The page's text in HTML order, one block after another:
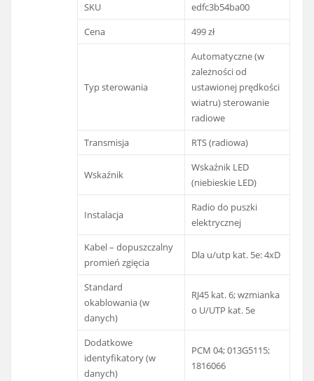
SKU
edfc3b54ba00
Cena
499 zł
Typ sterowania
Automatyczne (w
zależności od
ustawionej prędkości
wiatru) sterowanie
radiowe
Transmisja
RTS (radiowa)
Wskaźnik
Wskaźnik LED
(niebieskie LED)
Instalacja
Radio do puszki
elektrycznej
Kabel – dopuszczalny
promień zgięcia
Dla u/utp kat. 5e: 4xD
Standard
okablowania (w
danych)
RJ45 kat. 6; wzmianka
o U/UTP kat. 5e
Dodatkowe
identyfikatory (w
danych)
PCM 04; 013G5115;
1816066